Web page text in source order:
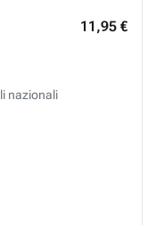
11,95 €
nazionali